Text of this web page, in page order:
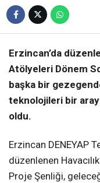
Erzincan’da
Atölyeleri Dönem
başka bir
teknolojileri bir
oldu.
Erzincan DENEYAP
düzenlenen
Proje Şenliği,